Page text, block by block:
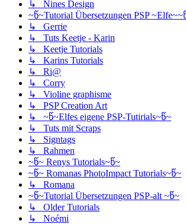
↳ Nines Design
~წ~Tutorial Übersetzungen PSP
↳ Gerrie
↳ Tuts Keetje - Karin
↳ Keetje Tutorials
↳ Karins Tutorials
↳ Ri@
↳ Corry
↳ Violine graphisme
↳ PSP Creation Art
↳ ~წ~Elfes eigene PSP-Tutirials~წ~
↳ Tuts mit Scraps
↳ Signtags
↳ Rahmen
~წ~ Renys Tutorials~წ~
~წ~ Romanas PhotoImpact Tutorials~წ~
↳ Romana
~წ~Tutorial Übersetzungen PSP-alt ~წ~
↳ Older Tutorials
↳ Noémi